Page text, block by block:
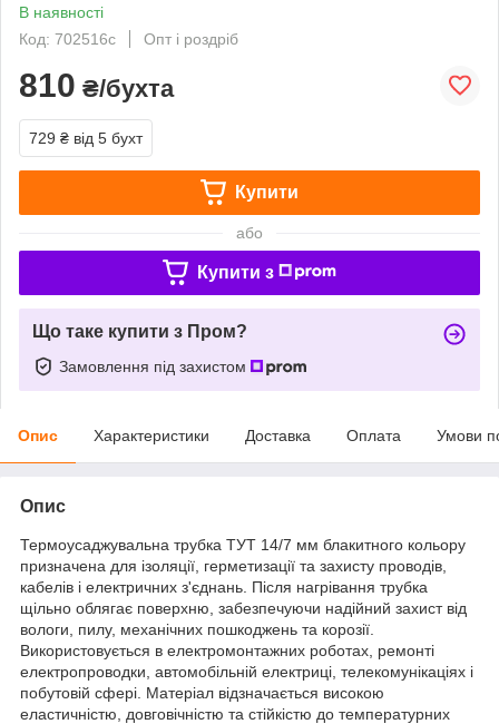
В наявності
Код: 702516с
Опт і роздріб
810 ₴/бухта
729 ₴ від 5 бухт
Купити
або
Купити з
Що таке купити з Пром?
Замовлення під захистом
Опис Характеристики Доставка Оплата Умови
Опис
Термоусаджувальна трубка ТУТ 14/7 мм блакитного кольору
призначена для ізоляції, герметизації та захисту проводів,
кабелів і електричних з'єднань. Після нагрівання трубка
щільно облягає поверхню, забезпечуючи надійний захист від
вологи, пилу, механічних пошкоджень та корозії.
Використовується в електромонтажних роботах, ремонті
електропроводки, автомобільній електриці, телекомунікаціях і
побутовій сфері. Матеріал відзначається високою
еластичністю, довговічністю та стійкістю до температурних